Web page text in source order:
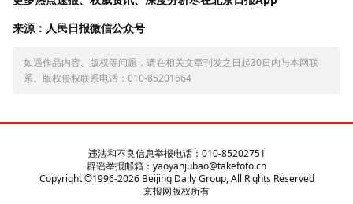
来源：人民日报微信公众号
如遇作品内容、版权等问题，请在相关文章刊发之日起30日内与本网联
系。版权侵权联系电话：010-85201664
违法和不良信息举报电话：010-85202751
辟谣举报邮箱：yaoyanjubao@takefoto.cn
Copyright ©1996-2026Beijing Daily Group, All Rights Reserved
京报网版权所有